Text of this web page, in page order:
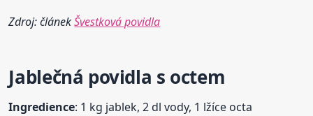
Zdroj: článekŠvestková povidla
Jablečná povidla s octem
Ingredience: 1 kg jablek, 2 dl vody, 1 lžíce octa